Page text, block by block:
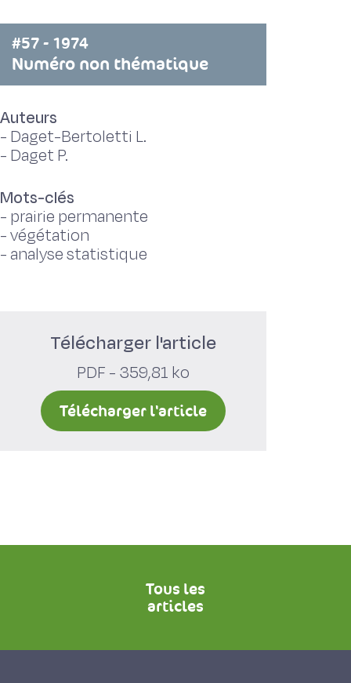
#57 - 1974
Numéro non thématique
Auteurs
- Daget-Bertoletti L.
- Daget P.
Mots-clés
- prairie permanente
-végétation
- analyse statistique
Télécharger l'article
PDF - 359,81 ko
Télécharger l'article
Tous les
articles